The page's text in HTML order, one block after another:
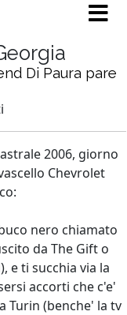
Di Paura pare
2006, giorno
Chevrolet
nero chiamato
da The Gift o
e ti succhia via la
accorti che c'e'
Turin (benche' la tv